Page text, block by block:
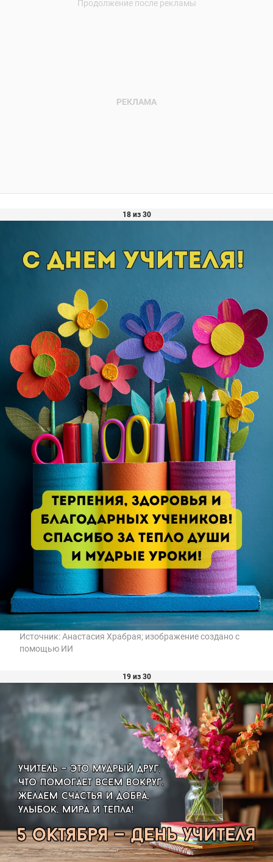
18 из 30
Источник:Анастасия Храбрая; изображение создано с
помощью ИИ
19 из 30